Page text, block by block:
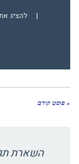
| להציג
« פוסט קודם
השארת